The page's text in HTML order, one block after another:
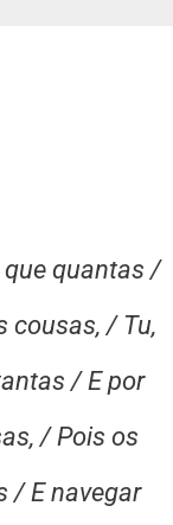
que quantas /
cousas, / Tu,
/ E por
/ Pois os
/ E navegar